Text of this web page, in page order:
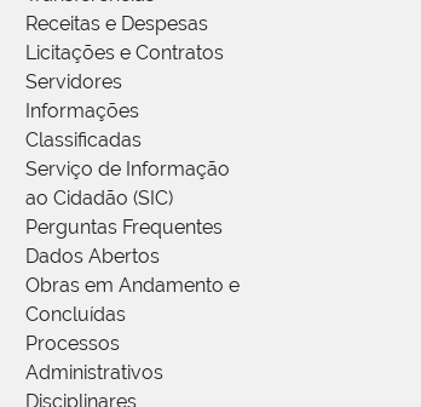
Receitas e Despesas
Licitações e Contratos
Servidores
Informações
Classificadas
Serviço de Informação
ao Cidadão (SIC)
Perguntas Frequentes
Dados Abertos
Obras em Andamento e
Concluídas
Processos
Administrativos
Disciplinares